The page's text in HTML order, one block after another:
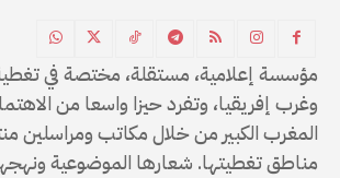
مؤسسة إعلامية، مستقلة، مختصة في
وغرب إفريقيا، وتفرد حيزا واسعا من
المغرب الكبير من خلال مكاتب ومراسلين
مناطق تغطيتها. شعارها الموضوعية